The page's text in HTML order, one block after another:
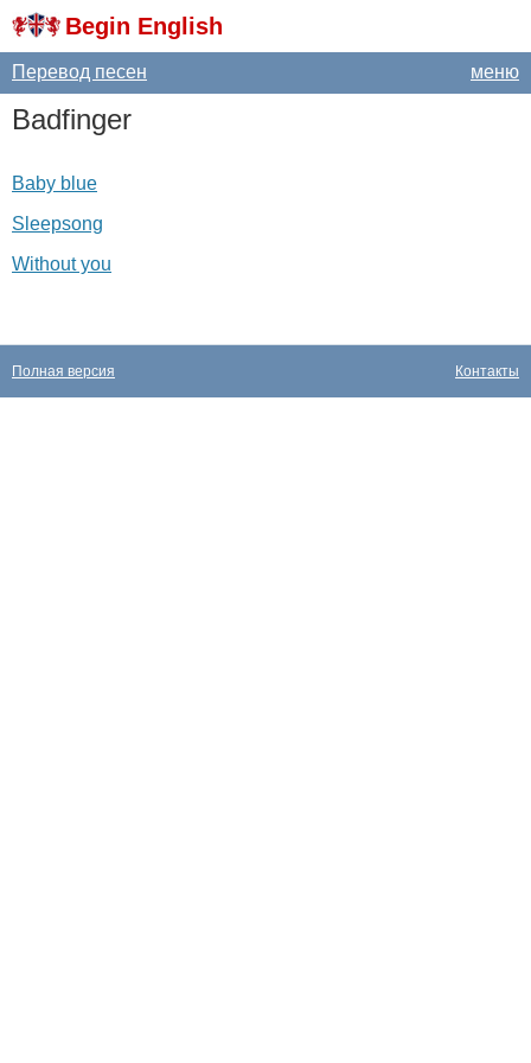
Begin English
меню
Перевод песен
Badfinger
Baby blue
Sleepsong
Without you
Контакты
Полная версия